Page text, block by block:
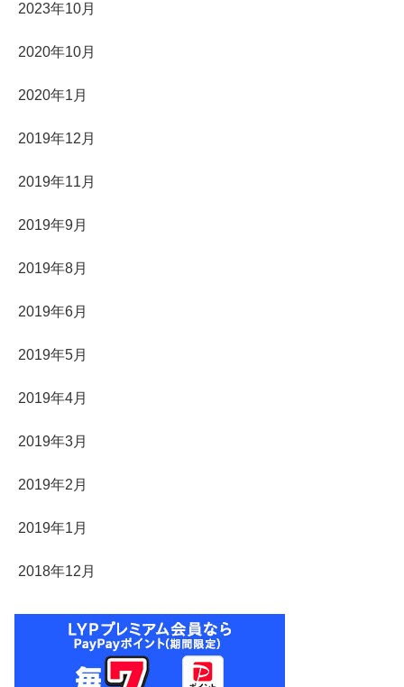
2023年10月
2020年10月
2020年1月
2019年12月
2019年11月
2019年9月
2019年8月
2019年6月
2019年5月
2019年4月
2019年3月
2019年2月
2019年1月
2018年12月